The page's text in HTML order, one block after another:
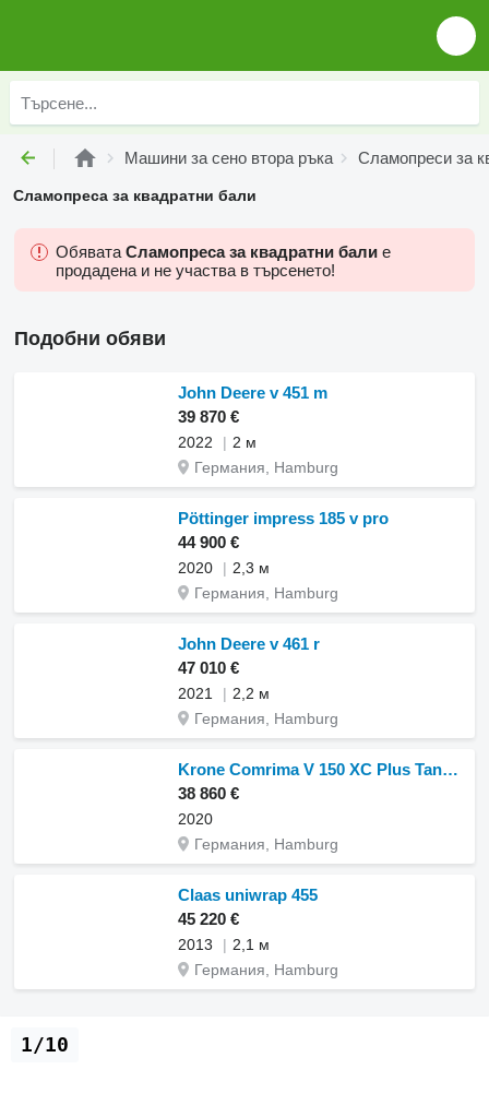
Машини за сено втора ръка Сламопреси за
Сламопреса за квадратни бали
Обявата Сламопреса за квадратни бали е
продадена и не участва в търсенето!
Подобни обяви
John Deere v 451 m
39 870 €
2022
2 м
Германия, Hamburg
Pöttinger impress 185 v pro
44 900 €
2020
2,3 м
Германия, Hamburg
John Deere v 461 r
47 010 €
2021
2,2 м
Германия, Hamburg
Krone Comrima V 150 XC Plus Tandem
38 860 €
2020
Германия, Hamburg
Claas uniwrap 455
45 220 €
2013
2,1 м
Германия, Hamburg
1/10